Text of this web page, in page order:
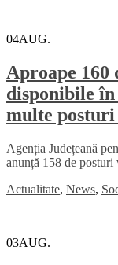
04AUG.
Aproape 160
disponibile
multe posturi
Agenția Județeană
anunță 158 de posturi
Actualitate, News,
03AUG.